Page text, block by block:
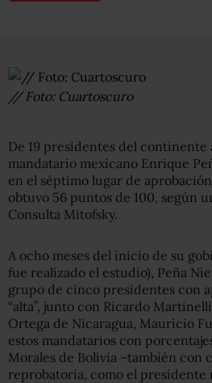
// Foto: Cuartoscuro
De 19 presidentes del continente
mandatario mexicano Enrique
en el séptimo lugar de
obtuvo 56 puntos de 100, según
Consulta Mitofsky.
A ocho meses del inicio de su
fue realizado el estudio), Peña
grupo de cinco presidentes con
“alta”, junto con Ricardo
Ortega de Nicaragua, Mauricio
estos mandatarios con
Morales de Bolivia –también con
reprobatoria, como el presidente